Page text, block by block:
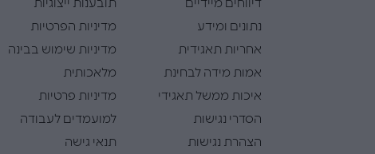
דיווחים מיידיים
נתונים ומידע
אחריות תאגידית
אמות מידה לבחינת
איכות ממשל תאגידי
הסדרי נגישות
הצהרת נגישות
תובענות ייצוגיות
מדיניות הפרטיות
מדיניות שימוש בבינה
מלאכותית
מדיניות פרטיות
למועמדים לעבודה
תנאי גישה